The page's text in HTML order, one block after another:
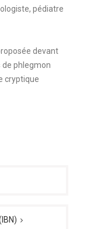
pédiatre
devant
de phlegmon
cryptique